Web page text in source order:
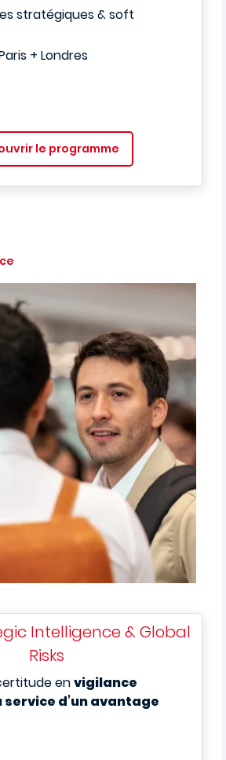
stratégiques & soft
+ Londres
le programme
Intelligence & Global
Risks
envigilance
d’un avantage